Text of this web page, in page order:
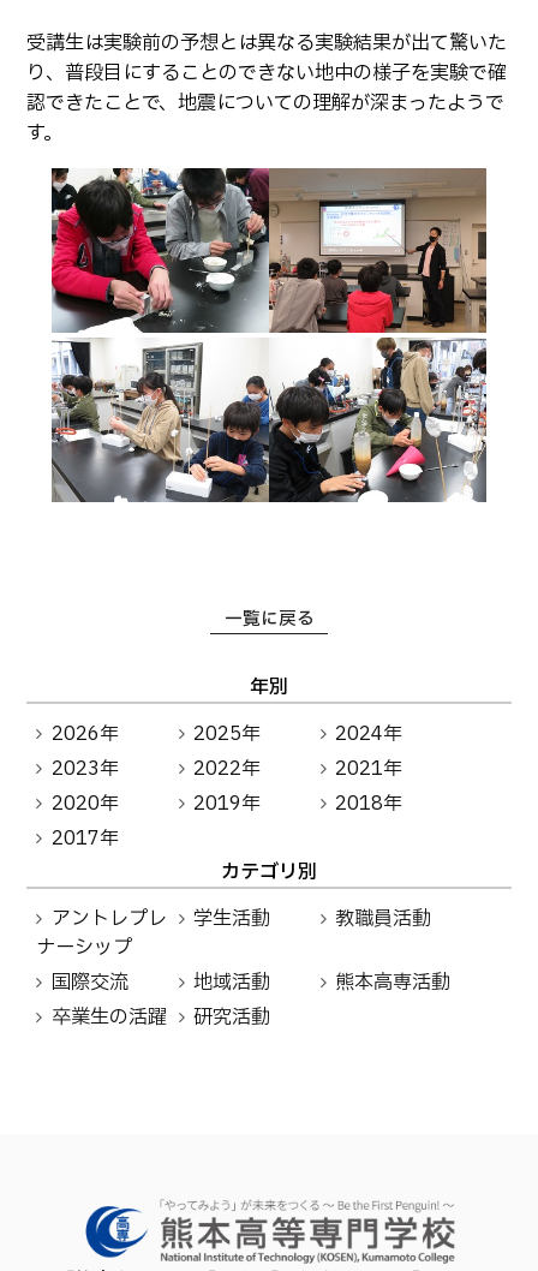
受講生は実験前の予想とは異なる実験結果が出て驚いた
り、普段目にすることのできない地中の様子を実験で確
認できたことで、地震についての理解が深まったようで
す。
一覧に戻る
年別
2026年
2025年
2024年
2023年
2022年
2021年
2020年
2019年
2018年
2017年
カテゴリ別
アントレプレ
ナーシップ
学生活動 教職員活動
国際交流 地域活動
熊本高専活動
卒業生の活躍
研究活動
公開情報
その他
転職・Uターン就職
お問い合わせ
在校生・保護者の方へ
卒業生の方へ
教職員向け